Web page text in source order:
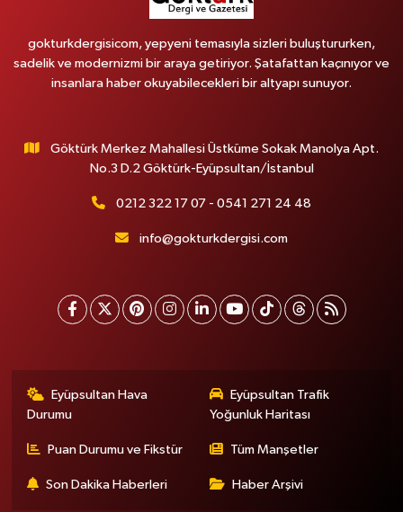
gokturkdergisicom, yepyeni temasıyla sizleri buluştururken,
sadelik ve modernizmi bir araya getiriyor. Şatafattan kaçınıyor ve
insanlara haber okuyabilecekleri bir altyapı sunuyor.
Göktürk Merkez Mahallesi Üstküme Sokak Manolya Apt.
No.3 D.2 Göktürk-Eyüpsultan/İstanbul
0212 322 17 07 - 0541 271 24 48
info@gokturkdergisi.com
Eyüpsultan Hava
Durumu
Eyüpsultan Trafik
Yoğunluk Haritası
Puan Durumu ve Fikstür Tüm Manşetler
Son Dakika Haberleri Haber Arşivi